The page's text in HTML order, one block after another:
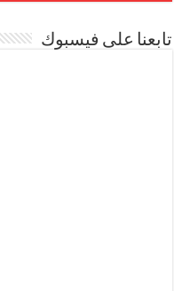
تابعنا على فيسبوك